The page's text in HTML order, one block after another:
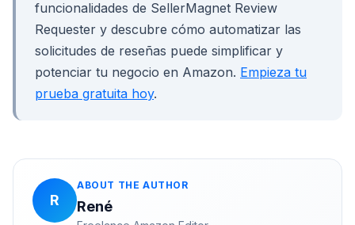
funcionalidades de SellerMagnet Review
Requester y descubre cómo automatizar las
solicitudes de reseñas puede simplificar y
potenciar tu negocio en Amazon. Empieza tu
prueba gratuita hoy.
R
ABOUT THE AUTHOR
René